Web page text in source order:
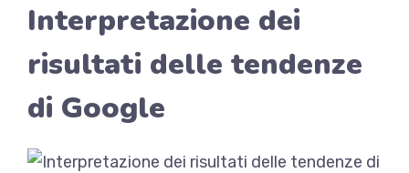
Interpretazione dei
risultati delle tendenze
di Google